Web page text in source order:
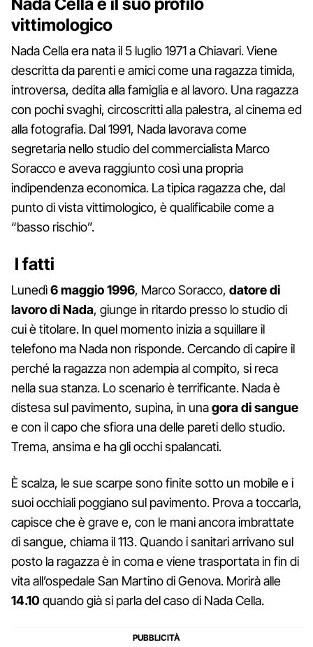
vittimologico
Nada Cella era nata il 5 luglio 1971 a Chiavari. Viene
descritta da parenti e amici come una ragazza timida,
introversa, dedita alla famiglia e al lavoro. Una ragazza
con pochi svaghi, circoscritti alla palestra, al cinema ed
alla fotografia. Dal 1991, Nada lavorava come
segretaria nello studio del commercialista Marco
Soracco e aveva raggiunto così una propria
indipendenza economica. La tipica ragazza che, dal
punto di vista vittimologico, è qualificabile come a
“basso rischio”.
I fatti
Lunedì6 maggio 1996, Marco Soracco, datore di
lavoro di Nada, giunge in ritardo presso lo studio di
cui è titolare. In quel momento inizia a squillare il
telefono ma Nada non risponde. Cercando di capire il
perché la ragazza non adempia al compito, si reca
nella sua stanza. Lo scenario è terrificante. Nada è
distesa sul pavimento, supina, in unagora di sangue
e con il capo che sfiora una delle pareti dello studio.
Trema, ansima e ha gli occhi spalancati.
È scalza, le sue scarpe sono finite sotto un mobile e i
suoi occhiali poggiano sul pavimento. Prova a toccarla,
capisce che è grave e, con le mani ancora imbrattate
di sangue, chiama il 113. Quando i sanitari arrivano sul
posto la ragazza è in coma e viene trasportata in fin di
vita all’ospedale San Martino di Genova. Morirà alle
14.10quando già si parla del caso di Nada Cella.